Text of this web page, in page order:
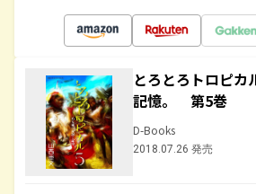
とろとろトロピ
記憶。 第5巻
D-Books
2018.07.26 発売